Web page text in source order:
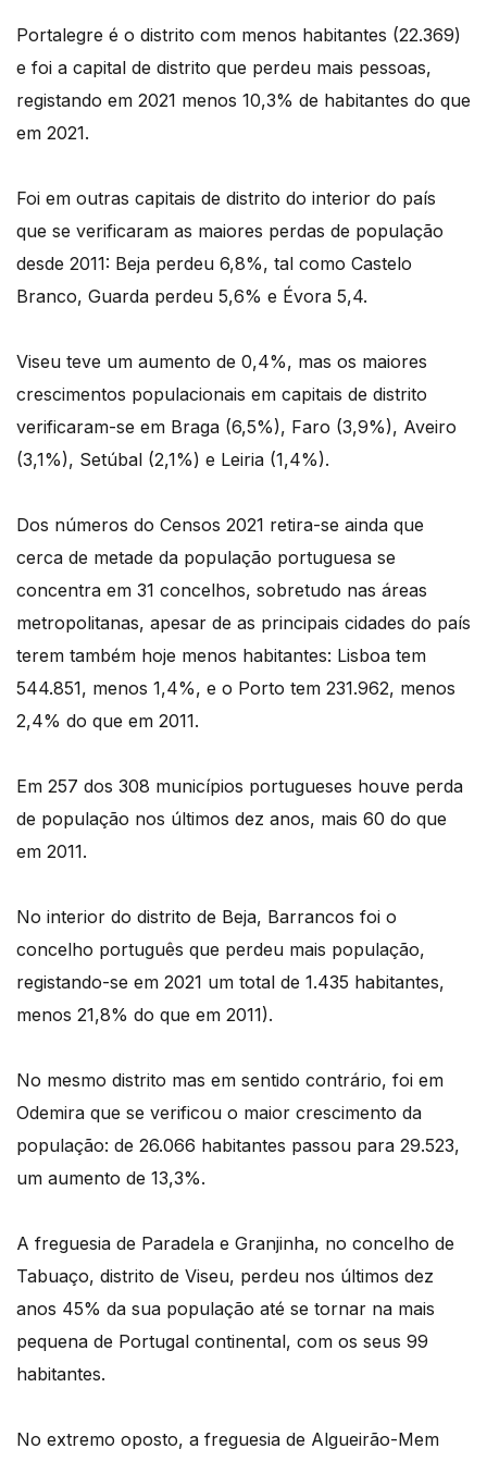
Portalegre é o distrito com menos habitantes (22.369)
e foi a capital de distrito que perdeu mais pessoas,
registando em 2021 menos 10,3% de habitantes do que
em 2021.
Foi em outras capitais de distrito do interior do país
que se verificaram as maiores perdas de população
desde 2011: Beja perdeu 6,8%, tal como Castelo
Branco, Guarda perdeu 5,6% e Évora 5,4.
Viseu teve um aumento de 0,4%, mas os maiores
crescimentos populacionais em capitais de distrito
verificaram-se em Braga (6,5%), Faro (3,9%), Aveiro
(3,1%), Setúbal (2,1%) e Leiria (1,4%).
Dos números do Censos 2021 retira-se ainda que
cerca de metade da população portuguesa se
concentra em 31 concelhos, sobretudo nas áreas
metropolitanas, apesar de as principais cidades do país
terem também hoje menos habitantes: Lisboa tem
544.851, menos 1,4%, e o Porto tem 231.962, menos
2,4% do que em 2011.
Em 257 dos 308 municípios portugueses houve perda
de população nos últimos dez anos, mais 60 do que
em 2011.
No interior do distrito de Beja, Barrancos foi o
concelho português que perdeu mais população,
registando-se em 2021 um total de 1.435 habitantes,
menos 21,8% do que em 2011).
No mesmo distrito mas em sentido contrário, foi em
Odemira que se verificou o maior crescimento da
população: de 26.066 habitantes passou para 29.523,
um aumento de 13,3%.
A freguesia de Paradela e Granjinha, no concelho de
Tabuaço, distrito de Viseu, perdeu nos últimos dez
anos 45% da sua população até se tornar na mais
pequena de Portugal continental, com os seus 99
habitantes.
No extremo oposto, a freguesia de Algueirão-Mem